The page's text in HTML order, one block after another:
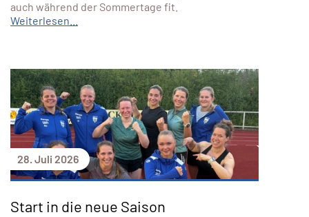
auch während der Sommertage fit.
Weiterlesen...
28. Juli 2026
Start in die neue Saison